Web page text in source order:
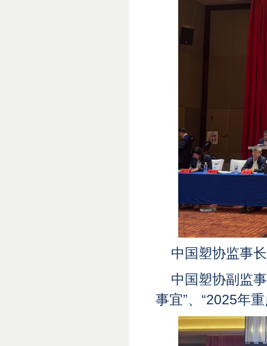
中国塑协监事
中国塑协副监
事宜”、“2025年